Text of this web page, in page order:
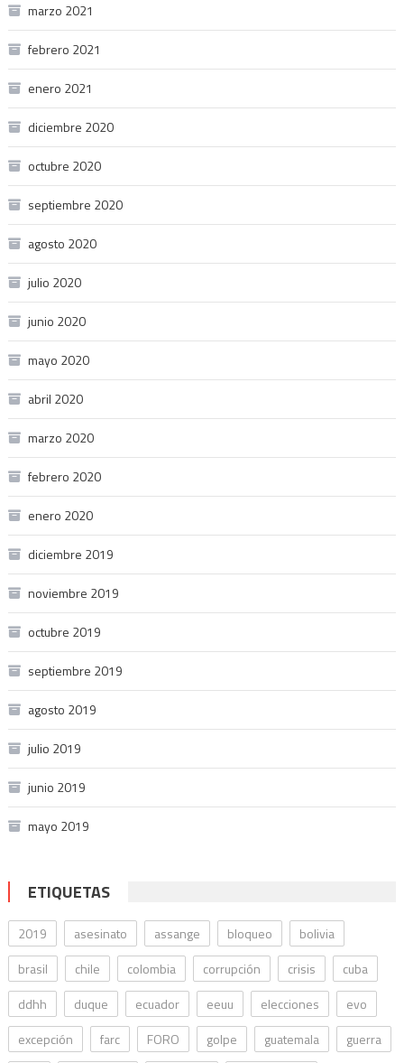
marzo 2021
febrero 2021
enero 2021
diciembre 2020
octubre 2020
septiembre 2020
agosto 2020
julio 2020
junio 2020
mayo 2020
abril 2020
marzo 2020
febrero 2020
enero 2020
diciembre 2019
noviembre 2019
octubre 2019
septiembre 2019
agosto 2019
julio 2019
junio 2019
mayo 2019
ETIQUETAS
2019 asesinato assange bloqueo
bolivia
brasil
chile colombia corrupción crisis
cuba
ddhh
duque ecuador eeuu elecciones
evo
excepción
farc FORO golpe guatemala guerra